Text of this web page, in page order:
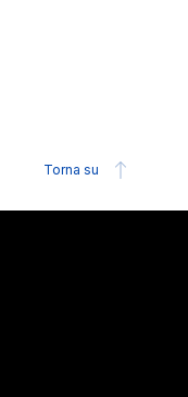
Torna su